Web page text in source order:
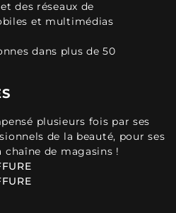
des réseaux de
et multimédias
dans plus de 50
plusieurs fois par ses
de la beauté, pour ses
chaîne de magasins !